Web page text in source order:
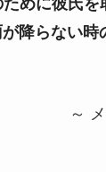
降らない時
～